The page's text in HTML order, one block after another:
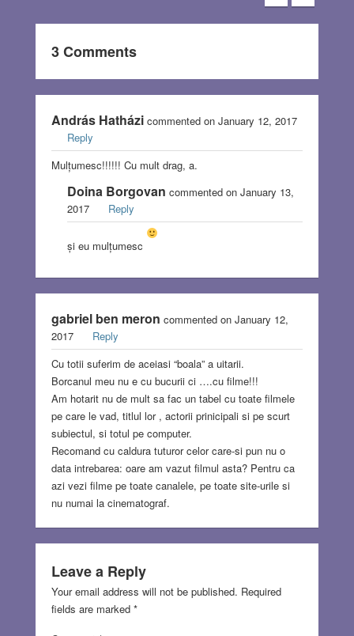
3 Comments
András Hatházicommented on January 12, 2017
Reply
Mulțumesc!!!!!! Cu mult drag, a.
Doina Borgovan commented on January 13,
2017
Reply
și eu mulțumesc
gabriel ben meron commented on January 12,
2017
Reply
Cu totii suferim de aceiasi “boala” a uitarii.
Borcanul meu nu e cu bucurii ci ….cu filme!!!
Am hotarit nu de mult sa fac un tabel cu toate filmele
pe care le vad, titlul lor , actorii prinicipali si pe scurt
subiectul, si totul pe computer.
Recomand cu caldura tuturor celor care-si pun nu o
data intrebarea: oare am vazut filmul asta? Pentru ca
azi vezi filme pe toate canalele, pe toate site-urile si
nu numai la cinematograf.
Leave a Reply
Your email address will not be published. Required
fields are marked *